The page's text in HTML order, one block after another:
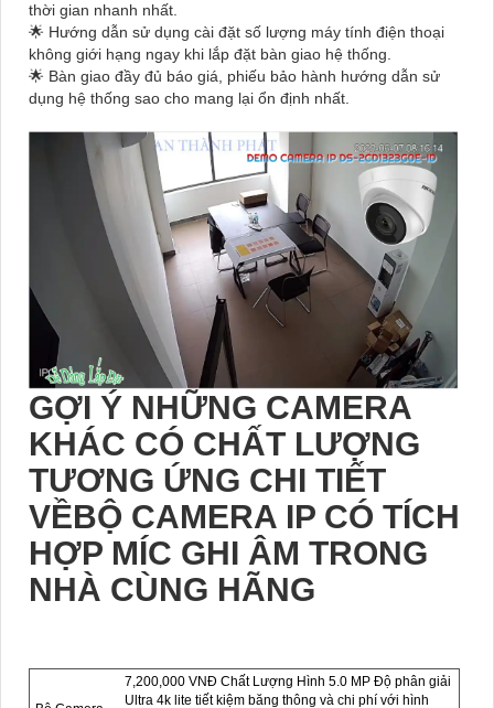
thời gian nhanh nhất.
🌟 Hướng dẫn sử dụng cài đặt số lượng máy tính điện thoại
không giới hạng ngay khi lắp đặt bàn giao hệ thống.
🌟 Bàn giao đầy đủ báo giá, phiếu bảo hành hướng dẫn sử
dụng hệ thống sao cho mang lại ổn định nhất.
GỢI Ý NHỮNG CAMERA
KHÁC CÓ CHẤT LƯỢNG
TƯƠNG ỨNG CHI TIẾT
VỀBỘ CAMERA IP CÓ TÍCH
HỢP MÍC GHI ÂM TRONG
NHÀ CÙNG HÃNG
7,200,000 VNĐ Chất Lượng Hình 5.0 MP Độ phân giải
Ultra 4k lite tiết kiệm băng thông và chi phí với hình